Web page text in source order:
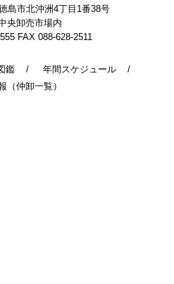
鑑
年間スケジュール
（仲卸一覧）
島市北沖洲4丁目1番38号
央卸売市場内
FAX 088-628-2511